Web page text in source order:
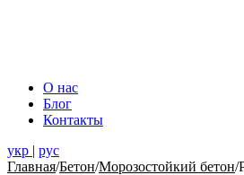
О нас
Блог
Контакты
укр | рус
Главная/Бетон/Морозостойкий бетон/